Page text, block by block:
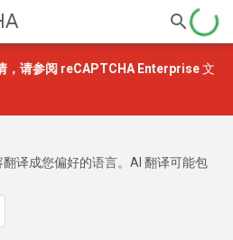
，请参阅 reCAPTCHA Enterprise文
译成您偏好的语言。AI 翻译可能包